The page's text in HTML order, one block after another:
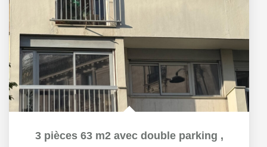
3 pièces 63 m2 avec double parking ,